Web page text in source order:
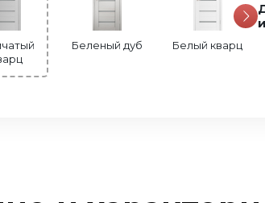
Беленый дуб Белый кварц